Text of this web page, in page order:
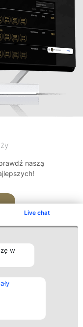
Live chat
w
naszą
Kontakt
Kontakt